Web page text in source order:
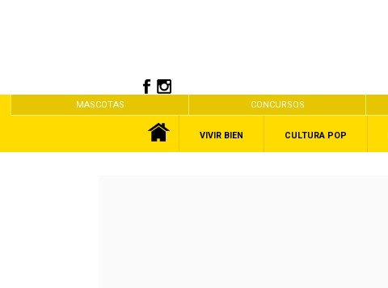
MASCOTAS CONCURSOS
VIVIR BIEN CULTURA POP